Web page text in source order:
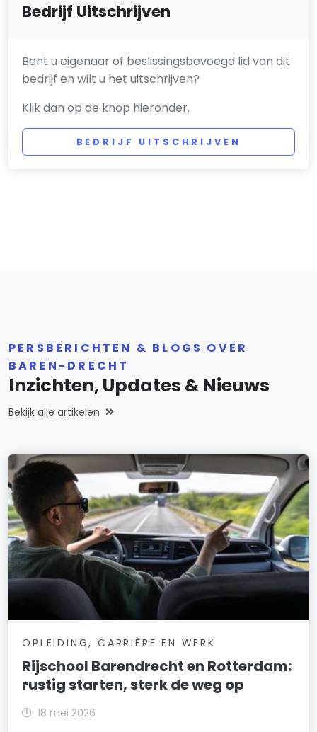
Bedrijf Uitschrijven
Bent u eigenaar of beslissingsbevoegd lid van dit
bedrijf en wilt u het uitschrijven?
Klik dan op de knop hieronder.
BEDRIJF UITSCHRIJVEN
PERSBERICHTEN & BLOGS OVER
BAREN-DRECHT
Inzichten, Updates & Nieuws
Bekijk alle artikelen
OPLEIDING, CARRIÈRE EN WERK
Rijschool Barendrecht en Rotterdam:
rustig starten, sterk de weg op
18 mei 2026